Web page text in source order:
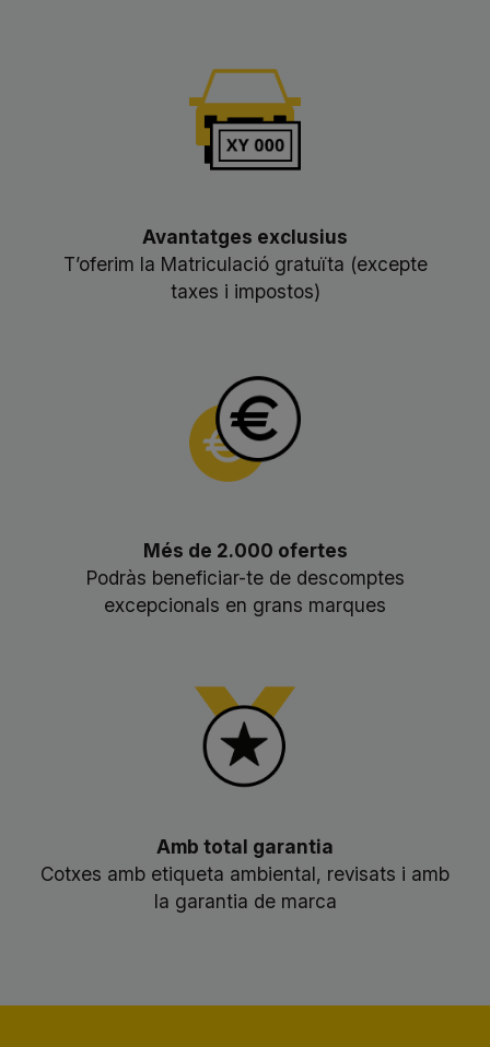
Avantatges exclusius
T’oferim la Matriculació gratuïta (excepte
taxes i impostos)
Més de 2.000 ofertes
Podràs beneficiar-te de descomptes
excepcionals en grans marques
Amb total garantia
Cotxes amb etiqueta ambiental, revisats i amb
la garantia de marca